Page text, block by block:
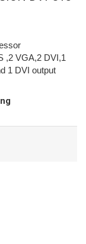
,2 VGA,2 DVI,1
1 DVI output